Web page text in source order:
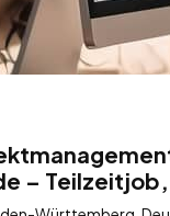
–